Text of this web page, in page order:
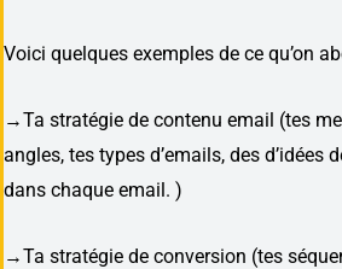
Voici quelques exemples de ce qu’on
→Ta stratégie de contenu email (tes
angles, tes types d’emails, des d’idées
dans chaque email. )
→Ta stratégie de conversion (tes